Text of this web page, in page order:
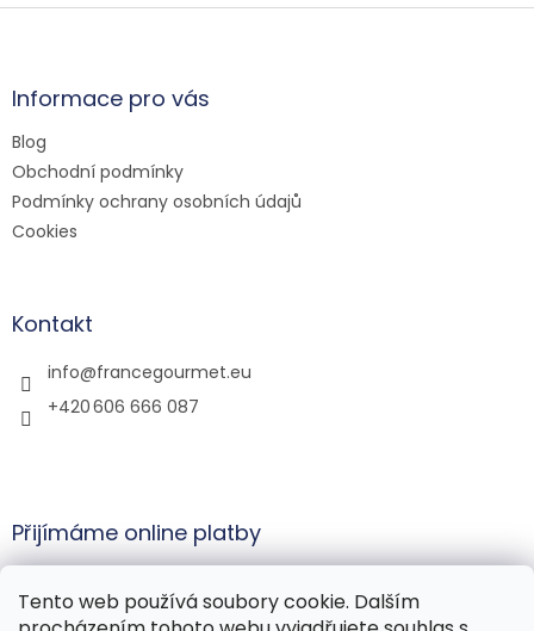
Tento web používá soubory cookie. Dalším
Z
aInformace pro vás
Blog
Obchodní podmínky
Podmínky ochrany osobních údajů
Cookies
Kontakt
info@francegourmet.eu
+420 606 666 087
Přijímáme online platby